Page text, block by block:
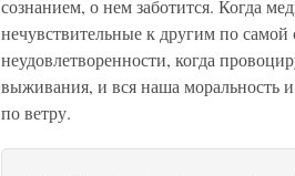
сознанием, о нем заботится. Когда
нечувствительные к другим по
неудовлетворенности, когда
выживания, и вся наша моральность
по ветру.